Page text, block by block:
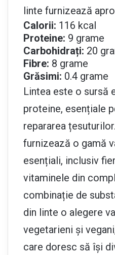
linte furnizează
Calorii: 116 kcal
Proteine: 9 grame
Carbohidrați: 20
Fibre: 8 grame
Grăsimi: 0.4 grame
Lintea este o sursă
proteine, esențiale
repararea
furnizează o gamă
esențiali, inclusiv
vitaminele din
combinație de
din linte o alegere
vegetarieni și
care doresc să își